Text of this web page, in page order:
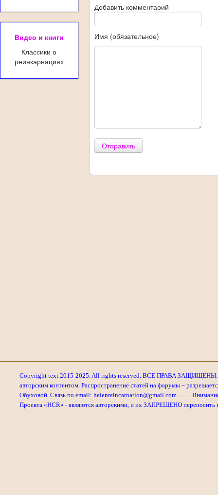
Видео и книги
Классики о
реинкарнациях
Добавить комментарий
Имя (обязательное)
Отправить
Copyright text 2015-2025. All rights reserved. ВСЕ ПРАВА ЗАЩИЩЕНЫ.
авторским контентом. Распространение статей на форумы –
Обуховой. Связь по email: helenreincarnation@gmail.com ……
Проекта «HCR» - являются авторскими, и их ЗАПРЕЩЕНО переносить в